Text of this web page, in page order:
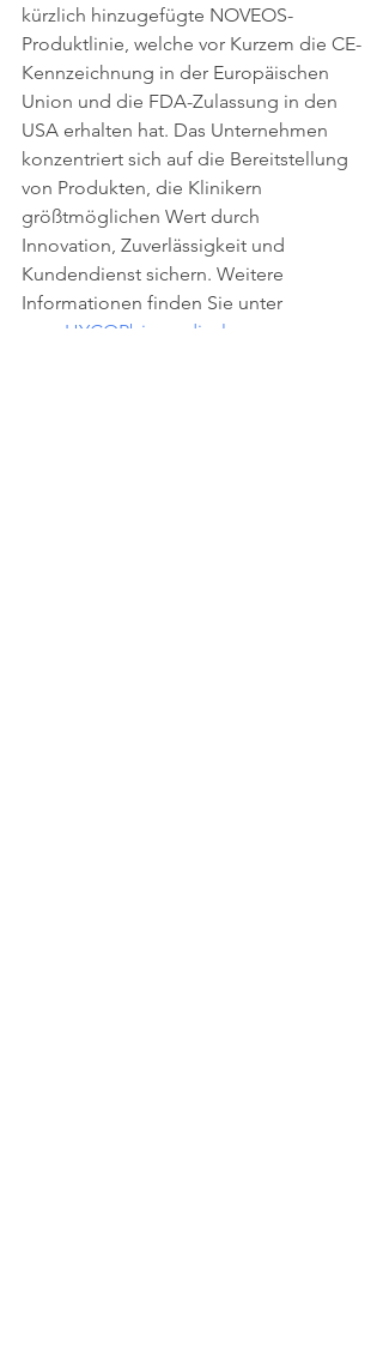
kürzlich hinzugefügte NOVEOS-
Produktlinie, welche vor Kurzem die CE-
Kennzeichnung in der Europäischen
Union und die FDA-Zulassung in den
USA erhalten hat. Das Unternehmen
konzentriert sich auf die Bereitstellung
von Produkten, die Klinikern
größtmöglichen Wert durch
Innovation, Zuverlässigkeit und
Kundendienst sichern. Weitere
Informationen finden Sie unter
www.HYCORbiomedical.com.